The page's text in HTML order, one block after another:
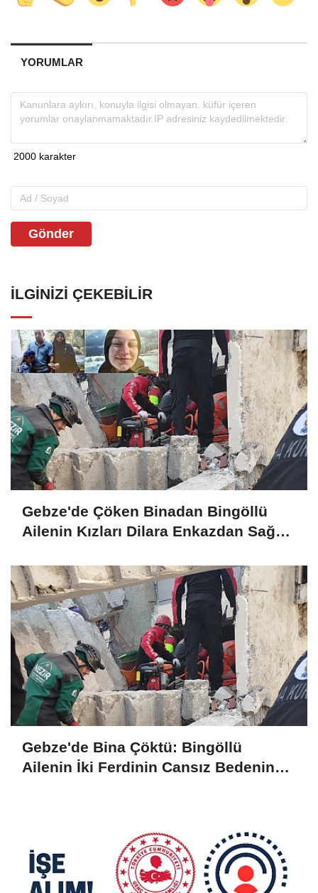
YORUMLAR
Gönder
İLGINIZI ÇEKEBILIR
Gebze'de Çöken Binadan Bingöllü
Ailenin Kızları Dilara Enkazdan Sağ
Gebze'de Bina Çöktü: Bingöllü
Ailenin İki Ferdinin Cansız Bedenine